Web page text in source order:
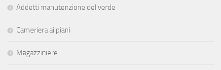
Addetti manutenzione del verde
Cameriera ai piani
Magazziniere